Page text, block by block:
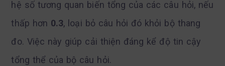
hệ số tương quan biến tổng của các câu hỏi, nếu
thấp hơn 0.3, loại bỏ câu hỏi đó khỏi bộ thang
đo. Việc này giúp cải thiện đáng kể độ tin cậy
tổng thể của bộ câu hỏi.